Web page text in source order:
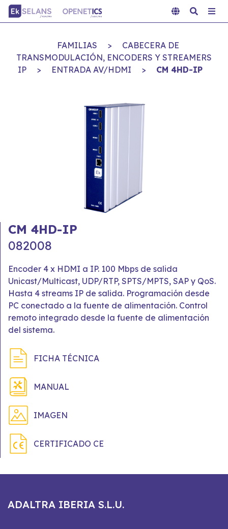
FAMILIAS >
CABECERA DE
TRANSMODULACIÓN, ENCODERS Y STREAMERS
IP
> ENTRADA AV/HDMI > CM 4HD-IP
CM 4HD-IP
082008
Encoder 4 x HDMI a IP. 100 Mbps de salida
Unicast/Multicast, UDP/RTP, SPTS/MPTS, SAP y QoS.
Hasta 4 streams IP de salida. Programación desde
PC conectado a la fuente de alimentación. Control
remoto integrado desde la fuente de alimentación
del sistema.
FICHA TÉCNICA
MANUAL
IMAGEN
CERTIFICADO CE
ADALTRA IBERIA S.L.U.